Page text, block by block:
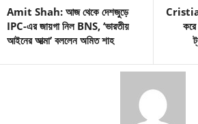
Amit Shah: আজ থেকে দেশজুড়ে
IPC-এর জায়গা নিল BNS, ‘ভারতীয়
আইনের আত্মা’ বললেন অমিত শাহ